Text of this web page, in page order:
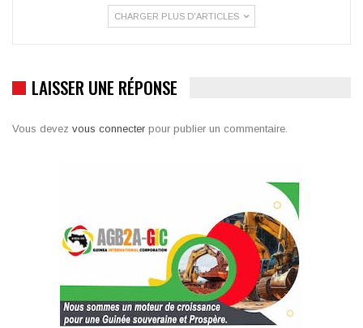
CHARGER PLUS D'ARTICLES
LAISSER UNE RÉPONSE
Vous devez vous connecter pour publier un commentaire.